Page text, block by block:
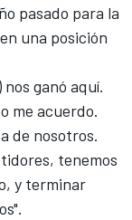
pasado para la
una posición
ganó aquí.
me acuerdo.
de nosotros.
tenemos
y terminar